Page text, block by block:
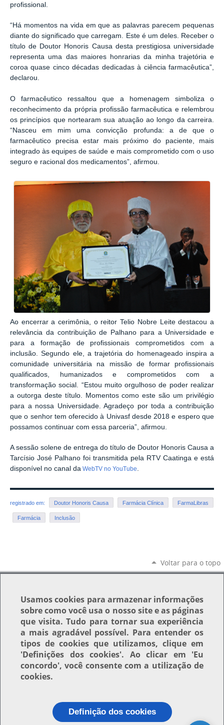
profissional.
“Há momentos na vida em que as palavras parecem pequenas
diante do significado que carregam. Este é um deles. Receber o
título de Doutor Honoris Causa desta prestigiosa universidade
representa uma das maiores honrarias da minha trajetória e
coroa quase cinco décadas dedicadas à ciência farmacêutica”,
declarou.
O farmacêutico ressaltou que a homenagem simboliza o
reconhecimento da própria profissão farmacêutica e relembrou
os princípios que nortearam sua atuação ao longo da carreira.
“Nasceu em mim uma convicção profunda: a de que o
farmacêutico precisa estar mais próximo do paciente, mais
integrado às equipes de saúde e mais comprometido com o uso
seguro e racional dos medicamentos”, afirmou.
Ao encerrar a cerimônia, o reitor Telio Nobre Leite destacou a
relevância da contribuição de Palhano para a Universidade e
para a formação de profissionais comprometidos com a
inclusão. Segundo ele, a trajetória do homenageado inspira a
comunidade universitária na missão de formar profissionais
qualificados, humanizados e comprometidos com a
transformação social. “Estou muito orgulhoso de poder realizar
a outorga deste título. Momentos como este são um privilégio
para a nossa Universidade. Agradeço por toda a contribuição
que o senhor tem oferecido à Univasf desde 2018 e espero que
possamos continuar com essa parceria”, afirmou.
A sessão solene de entrega do título de Doutor Honoris Causa a
Tarcísio José Palhano foi transmitida pela RTV Caatinga e está
disponível no canal da WebTV no YouTube.
registrado em: Doutor Honoris Causa Farmácia Clínica FarmaLibras
Farmácia Inclusão
Voltar para o topo
Usamoscookies para armazenar informações
sobre como você usa o nosso site e as páginas
que visita. Tudo para tornar sua experiência
a mais agradável possível. Para entender os
tipos de cookies que utilizamos, clique em
'Definições dos cookies'. Ao clicar em 'Eu
concordo', você consente com a utilização de
cookies.